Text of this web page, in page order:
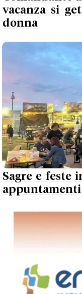
vacanza si
donna
Sagre e feste